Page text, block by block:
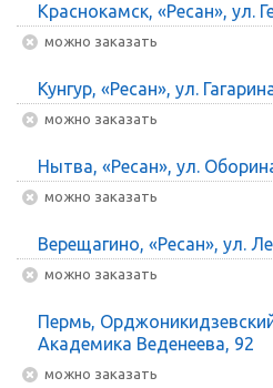
Краснокамск, «Ресан», ул.
Можно заказать
Кунгур, «Ресан», ул.
Можно заказать
Нытва, «Ресан», ул.
Можно заказать
Верещагино, «Ресан», ул.
Можно заказать
Пермь,
Академика Веденеева, 92
Можно заказать